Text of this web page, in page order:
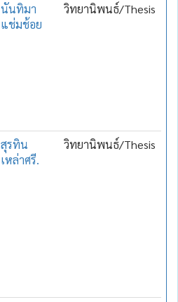
นันทิมา
แช่มช้อย
วิทยานิพนธ์/Thesis
สุรทิน
เหล่าศรี.
วิทยานิพนธ์/Thesis